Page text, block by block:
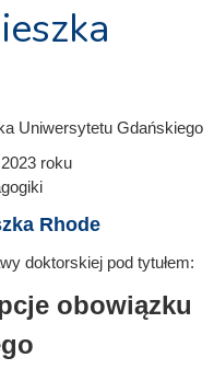
Uniwersytetu Gdańskiego
roku
Rhode
doktorskiej pod tytułem:
obowiązku